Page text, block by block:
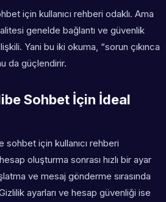
için kullanıcı rehberi odaklı. Ama
genelde bağlantı ve güvenlik
Yani bu iki okuma, “sorun çıkınca
da güçlendirir.
Sohbet İçin İdeal
sohbet için kullanıcı rehberi
oluşturma sonrası hızlı bir ayar
ve mesaj gönderme sırasında
ayarları ve hesap güvenliği ise